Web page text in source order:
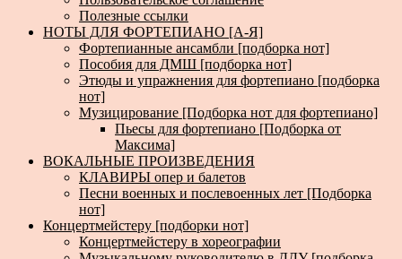
Полезные ссылки
НОТЫ ДЛЯ ФОРТЕПИАНО [А-Я]
Фортепианные ансамбли [подборка нот]
Пособия для ДМШ [подборка нот]
Этюды и упражнения для фортепиано [подборка
нот]
Музицирование [Подборка нот для фортепиано]
Пьесы для фортепиано [Подборка от
Максима]
ВОКАЛЬНЫЕ ПРОИЗВЕДЕНИЯ
КЛАВИРЫ опер и балетов
Песни военных и послевоенных лет [Подборка
нот]
Концертмейстеру [подборки нот]
Концертмейстеру в хореографии